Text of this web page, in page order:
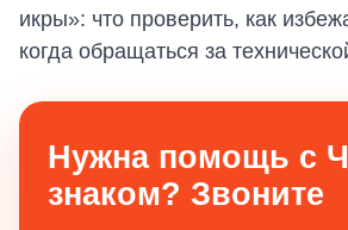
икры»: что проверить, как
когда обращаться за
Нужна помощь с
знаком? Звоните